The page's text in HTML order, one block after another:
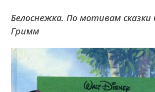
Белоснежка. По мотивам сказки
Гримм